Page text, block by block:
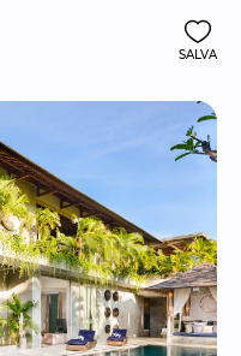
SALVA